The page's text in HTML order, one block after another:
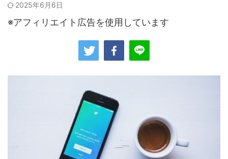
2025年6月6日
※アフィリエイト広告を使用しています